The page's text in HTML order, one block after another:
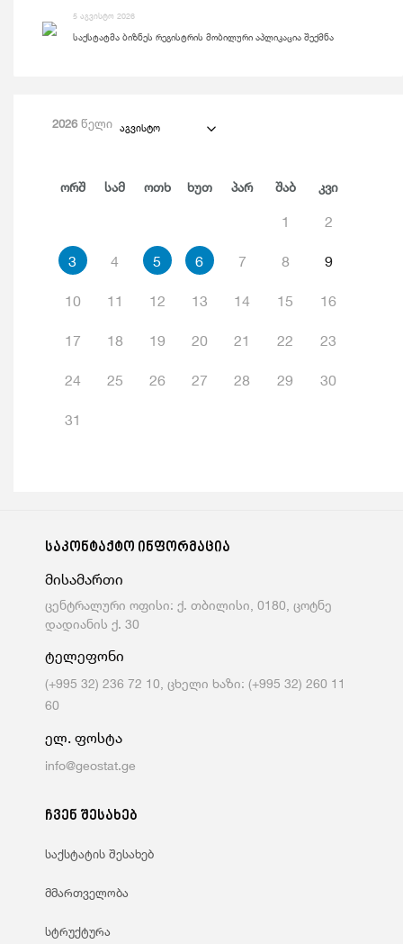
5 აგვისტო 2026
საქსტატმა ბიზნეს რეგისტრის მობილური აპლიკაცია შექმნა
2026წელი აგვისტო
Ორშ Სამ Ოთხ Ხუთ Პარ Შაბ Კვი
1 2
3 4 5 6 7 8 9
10 11 12 13 14 15 16
17 18 19 20 21 22 23
24 25 26 27 28 29 30
31
საკონტაქტო ინფორმაცია
მისამართი
ცენტრალური ოფისი: ქ. თბილისი, 0180, ცოტნე
დადიანის ქ. 30
ტელეფონი
(+995 32) 236 72 10, ცხელი ხაზი: (+995 32) 260 11
60
ელ. ფოსტა
info@geostat.ge
ჩვენ შესახებ
საქსტატის შესახებ
მმართველობა
სტრუქტურა